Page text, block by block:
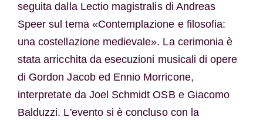
seguita dalla Lectio magistralis di Andreas
Speer sul tema «Contemplazione e filosofia:
una costellazione medievale». La cerimonia è
stata arricchita da esecuzioni musicali di opere
di Gordon Jacob ed Ennio Morricone,
interpretate da Joel Schmidt OSB e Giacomo
Balduzzi. L'evento si è concluso con la